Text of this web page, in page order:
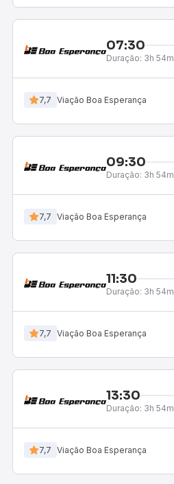
07:30
Duração: 3h 54m
7,7 Viação Boa Esperança
09:30
Duração: 3h 54m
7,7 Viação Boa Esperança
11:30
Duração: 3h 54m
7,7 Viação Boa Esperança
13:30
Duração: 3h 54m
7,7 Viação Boa Esperança